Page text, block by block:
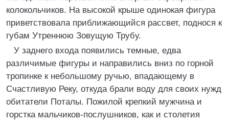
колокольчиков. На высокой крыше одинокая фигура
приветствовала приближающийся рассвет, поднося к
губам Утреннюю Зовущую Трубу.
У заднего входа появились темные, едва
различимые фигуры и направились вниз по горной
тропинке к небольшому ручью, впадающему в
Счастливую Реку, откуда брали воду для своих нужд
обитатели Поталы. Пожилой крепкий мужчина и
горстка мальчиков-послушников, как и столетия